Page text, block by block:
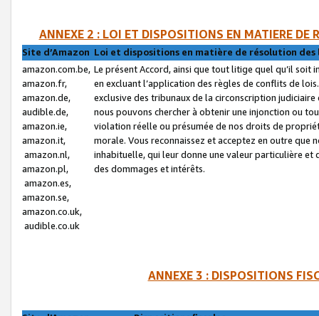
ANNEXE 2 : LOI ET DISPOSITIONS EN MATIERE DE
Site d’Amazon Loi et dispositions en matière de résolution
amazon.com.be,
amazon.fr,
amazon.de,
audible.de,
amazon.ie,
amazon.it,
amazon.nl,
amazon.pl,
amazon.es,
amazon.se,
amazon.co.uk,
audible.co.uk
Le présent Accord, ainsi que tout litige quel qu’il soit
en excluant l’application des règles de conflits de
exclusive des tribunaux de la circonscription
nous pouvons chercher à obtenir une injonction ou
violation réelle ou présumée de nos droits de
morale. Vous reconnaissez et acceptez en outre que
inhabituelle, qui leur donne une valeur particulière
des dommages et intérêts.
ANNEXE 3 : DISPOSITIONS